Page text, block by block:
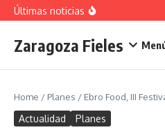
Saltar al contenido
Últimas noticias
Descubre el
Plan de
2029:
Zaragoza Fieles
Home / Planes / Ebro Food, III
Actualidad Planes